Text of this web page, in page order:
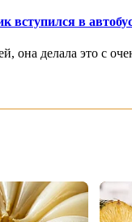
вступился в
она делала это с